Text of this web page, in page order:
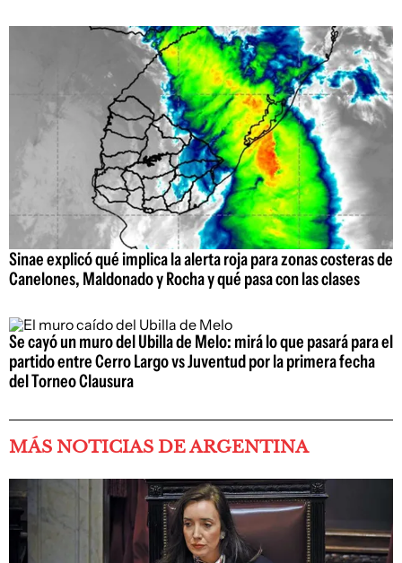
Sinae explicó qué implica la alerta roja para zonas costeras de
Canelones, Maldonado y Rocha y qué pasa con las clases
Se cayó un muro del Ubilla de Melo: mirá lo que pasará para el
partido entre Cerro Largo vs Juventud por la primera fecha
del Torneo Clausura
MÁS NOTICIAS DE ARGENTINA